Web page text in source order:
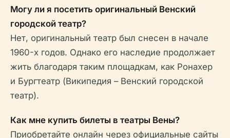
Могу ли я посетить оригинальный Венский
городской театр?
Нет, оригинальный театр был снесен в начале
1960-х годов. Однако его наследие продолжает
жить благодаря таким площадкам, как Ронахер
и Бургтеатр (Википедия – Венский городской
театр).
Как мне купить билеты в театры Вены?
Приобретайте онлайн через официальные сайты